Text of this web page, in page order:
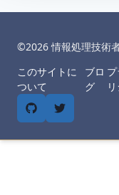
©︎2026情報処理技術
このサイトに
ついて
ブロ
グ